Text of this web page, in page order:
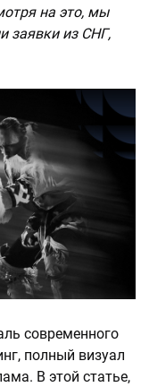
на это, мы
заявки из СНГ,
современного
полный визуал
В этой статье,